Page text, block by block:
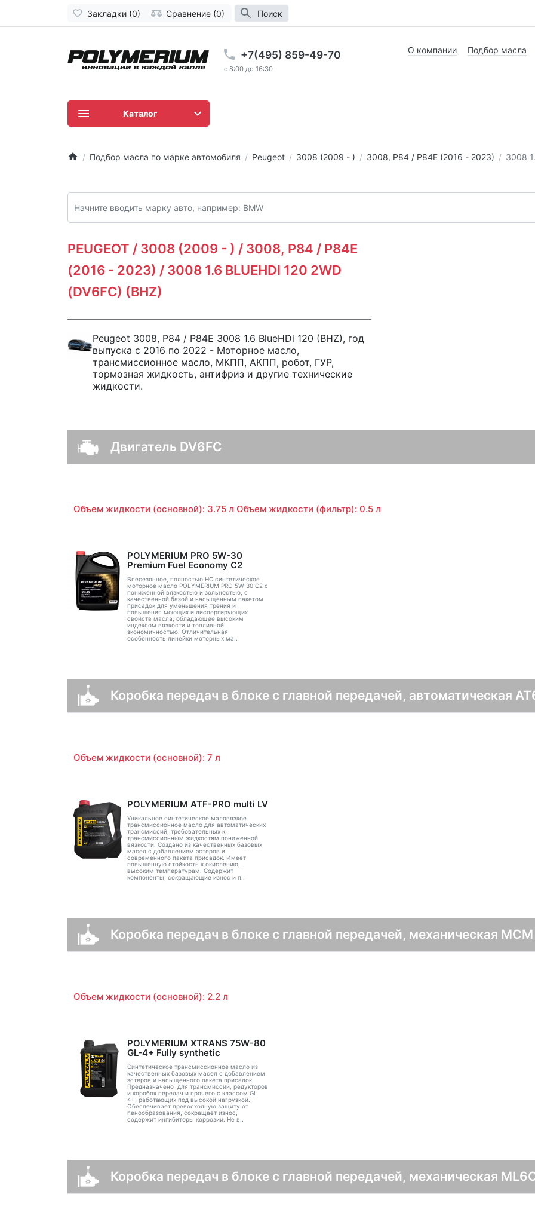
Закладки (0) Сравнение (0) Поиск
+7(495) 859-49-70
c 8:00 до 16:30
О компании Подбор масла
Каталог
Подбор масла по марке автомобиля Peugeot 3008 (2009 - ) 3008, P84 / P84E (2016 - 2023) 3008
PEUGEOT / 3008 (2009 - ) / 3008, P84 / P84E
(2016 - 2023) / 3008 1.6 BLUEHDI 120 2WD
(DV6FC) (BHZ)
Peugeot 3008, P84 / P84E 3008 1.6 BlueHDi 120 (BHZ), год
выпуска с 2016 по 2022 - Моторное масло,
трансмиссионное масло, МКПП, АКПП, робот, ГУР,
тормозная жидкость, антифриз и другие технические
жидкости.
Двигатель DV6FC
Объем жидкости (основной): 3.75 л Объем жидкости (фильтр): 0.5 л
POLYMERIUM PRO 5W-30
Premium Fuel Economy С2
Всесезонное, полностью HC синтетическое
моторное масло POLYMERIUM PRO 5W-30 C2 с
пониженной вязкостью и зольностью, с
качественной базой и насыщенным пакетом
присадок для уменьшения трения и
повышения моющих и диспергирующих
свойств масла, обладающее высоким
индексом вязкости и топливной
экономичностью. Отличительная
особенность линейки моторных ма..
Коробка передач в блоке с главной передачей, автоматическая
Объем жидкости (основной): 7 л
POLYMERIUM ATF-PRO multi LV
Уникальное синтетическое маловязкое
трансмиссионное масло для автоматических
трансмиссий, требовательных к
трансмиссионным жидкостям пониженной
вязкости. Создано из качественных базовых
масел с добавлением эстеров и
современного пакета присадок. Имеет
повышенную стойкость к окислению,
высоким температурам. Содержит
компоненты, сокращающие износ и п..
Коробка передач в блоке с главной передачей, механическая
Объем жидкости (основной): 2.2 л
POLYMERIUM XTRANS 75W-80
GL-4+ Fully synthetic
Синтетическое трансмиссионное масло из
качественных базовых масел с добавлением
эстеров и насыщенного пакета присадок.
Предназначено для трансмиссий, редукторов
и коробок передач и прочего с классом GL
4+, работающих под высокой нагрузкой.
Обеспечивает превосходную защиту от
пенообразования, сокращает износ,
содержит ингибиторы коррозии. Не в..
Коробка передач в блоке с главной передачей, механическая